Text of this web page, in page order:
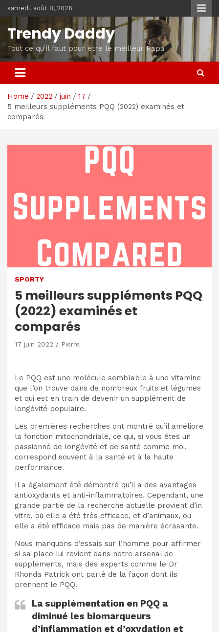
to
content
samedi, août 8, 2026
Trendy Daddy
Tout ce qu'il faut pour être le meilleur Papa
Home 2022 juin
17
5 meilleurs suppléments PQQ (2022) examinés et
comparés
SPORTY
5 meilleurs suppléments PQQ
(2022) examinés et
comparés
17 juin 2022 Pierre
Le PQQ est une molécule semblable à une vitamine
que l’on trouve dans de nombreux fruits et légumes
et qui est en train de devenir un supplément de
longévité populaire.
Les premières recherches ont montré qu’il améliore
la fonction mitochondriale, ce qui, si vous êtes un
passionné de longévité et de santé comme moi,
correspond souvent à la santé et à la haute
performance.
Il a également été démontré qu’il a des avantages
antioxydants et anti-inflammatoires. Cependant, une
grande partie de la recherche actuelle provient d’in
vitro, où elle a été très efficace, et d’animaux, où
elle a été efficace mais pas de manière écrasante.
Nous manquons d’essais sur l’homme pour affirmer
si sa place lui revient dans notre arsenal de
suppléments, mais des experts comme le Dr
Rhonda Patrick ont ​​parlé de la façon dont ils
prennent le PQQ.
La supplémentation en PQQ a
diminué les biomarqueurs
d’inflammation et d’oxydation et